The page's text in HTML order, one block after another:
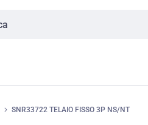
SNR33722 TELAIO FISSO 3P NS/NT